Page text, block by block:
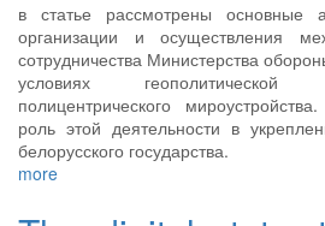
в статье рассмотрены основные
организации и осуществления
сотрудничества Министерства
условиях
полицентрического
роль этой деятельности в
белорусского государства.
more